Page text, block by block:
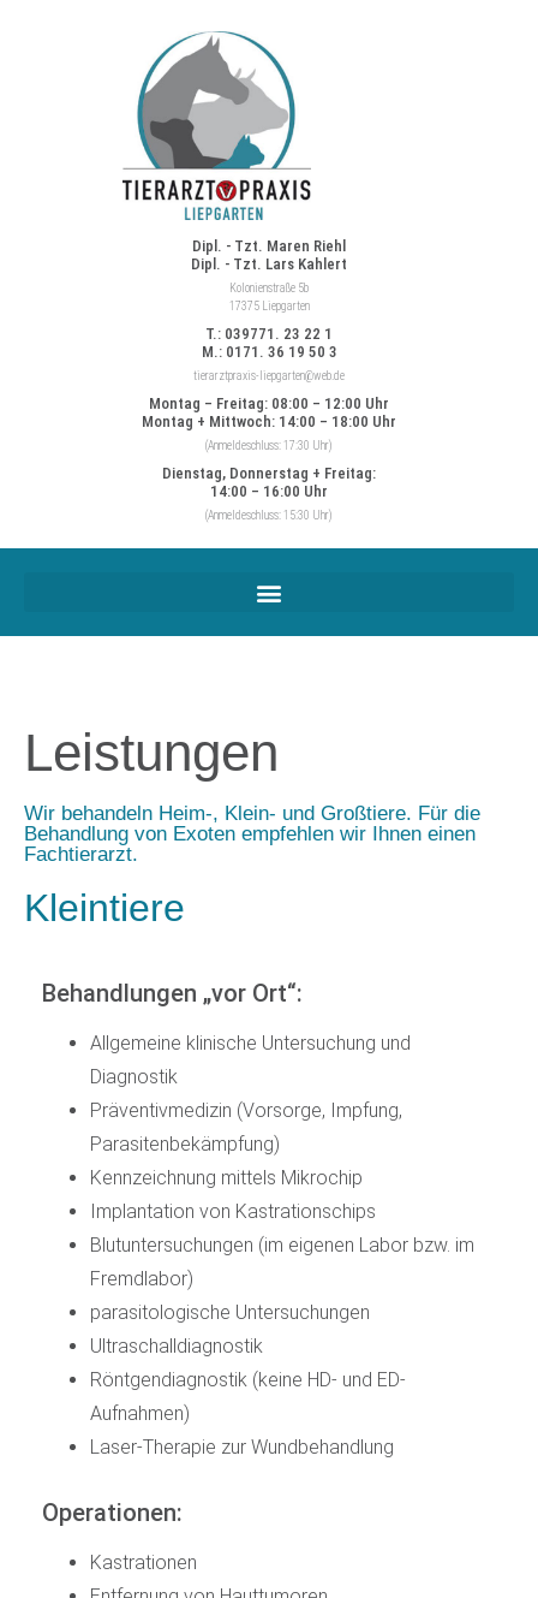
Dipl. - Tzt. Maren Riehl
Dipl. - Tzt. Lars Kahlert
Kolonienstraße 5b
17375 Liepgarten
T.: 039771. 23 22 1
M.: 0171. 36 19 50 3
tierarztpraxis-liepgarten@web.de
Montag – Freitag: 08:00 – 12:00 Uhr
Montag + Mittwoch: 14:00 – 18:00 Uhr
(Anmeldeschluss: 17:30 Uhr)
Dienstag, Donnerstag + Freitag:
14:00 – 16:00 Uhr
(Anmeldeschluss: 15:30 Uhr)
Leistungen
Wir behandeln Heim-, Klein- und Großtiere. Für die
Behandlung von Exoten empfehlen wir Ihnen einen
Fachtierarzt.
Kleintiere
Behandlungen „vor Ort“:
Allgemeine klinische Untersuchung und
Diagnostik
Präventivmedizin (Vorsorge, Impfung,
Parasitenbekämpfung)
Kennzeichnung mittels Mikrochip
Implantation von Kastrationschips
Blutuntersuchungen (im eigenen Labor bzw. im
Fremdlabor)
parasitologische Untersuchungen
Ultraschalldiagnostik
Röntgendiagnostik (keine HD- und ED-
Aufnahmen)
Laser-Therapie zur Wundbehandlung
Operationen:
Kastrationen